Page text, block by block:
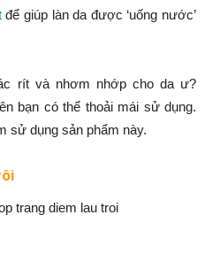
để giúp làn da được ‘uống nước’
rít và nhơm nhớp cho da ư?
bạn có thể thoải mái sử dụng.
sử dụng sản phẩm này.